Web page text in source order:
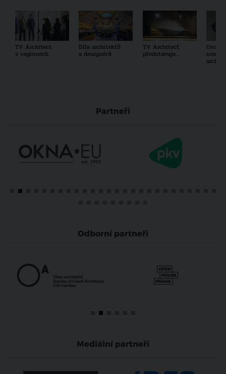
TV Architect
v regionech
Díla architektů
a designérů
TV Architect
představuje...
Partneři
Odborní partneři
Mediální partneři